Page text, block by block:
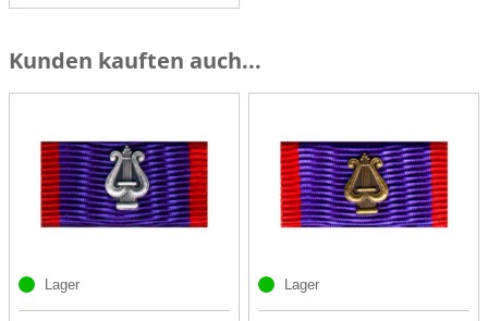
Kunden kauften auch...
Lager Lager